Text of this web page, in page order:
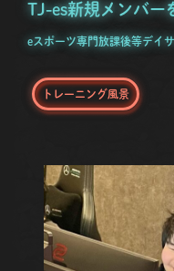
TJ-es新規メンバー
eスポーツ専門放課後等デイ
トレーニング風景